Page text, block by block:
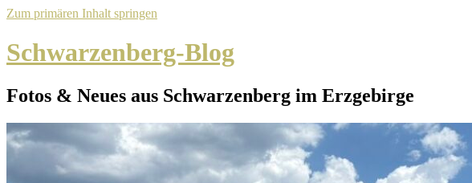
Zum primären Inhalt springen
Schwarzenberg-Blog
Fotos & Neues aus Schwarzenberg im Erzgebirge